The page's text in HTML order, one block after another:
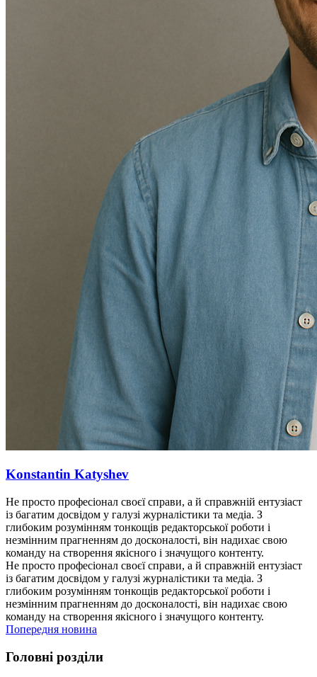
Konstantin Katyshev
Не просто професіонал своєї справи, а й справжній ентузіаст
із багатим досвідом у галузі журналістики та медіа. З
глибоким розумінням тонкощів редакторської роботи і
незмінним прагненням до досконалості, він надихає свою
команду на створення якісного і значущого контенту.
Не просто професіонал своєї справи, а й справжній ентузіаст
із багатим досвідом у галузі журналістики та медіа. З
глибоким розумінням тонкощів редакторської роботи і
незмінним прагненням до досконалості, він надихає свою
команду на створення якісного і значущого контенту.
Попередня новина
Головні розділи